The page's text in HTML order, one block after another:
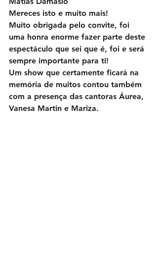
Mereces isto e muito mais!
Muito obrigada pelo convite, foi
uma honra enorme fazer parte deste
espectáculo que sei que é, foi e será
sempre importante para ti!
Um show que certamente ficará na
memória de muitos contou também
com a presença das cantoras Áurea,
Vanesa Martin e Mariza.